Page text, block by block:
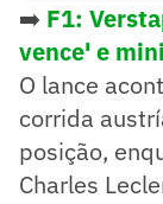
➡️ F1:
vence' e
O lance
corrida
posição,
Charles